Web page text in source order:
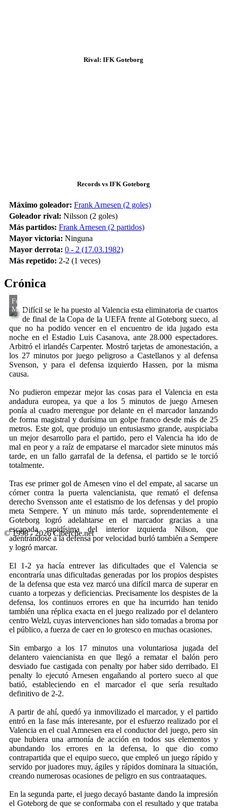
Rival: IFK Goteborg
Records vs IFK Goteborg
Máximo goleador: Frank Arnesen (2 goles)
Goleador rival: Nilsson (2 goles)
Más partidos: Frank Arnesen (2 partidos)
Mayor victoria: Ninguna
Mayor derrota: 0 - 2 (17.03.1982)
Más repetido: 2-2 (1 veces)
Crónica
Difícil se le ha puesto al Valencia esta eliminatoria de cuartos
de final de la Copa de la UEFA frente al Goteborg sueco, al
que no ha podido vencer en el encuentro de ida jugado esta
noche en el Estadio Luis Casanova, ante 28.000 espectadores.
Arbitró el irlandés Carpenter. Mostró tarjetas de amonestación, a
los 27 minutos por juego peligroso a Castellanos y al defensa
Svenson, y para el defensa izquierdo Hassen, por la misma
causa.
No pudieron empezar mejor las cosas para el Valencia en esta
andadura europea, ya que a los 5 minutos de juego Arnesen
ponía al cuadro merengue por delante en el marcador lanzando
de forma magistral y durísima un golpe franco desde más de 25
metros. Este gol, que produjo un entusiasmo grande, auspiciaba
un mejor desarrollo para el partido, pero el Valencia ha ido de
mal en peor y a raíz de empatarse el marcador siete minutos más
tarde, en un fallo garrafal de la defensa, el partido se le torció
totalmente.
Tras ese primer gol de Arnesen vino el del empate, al sacarse un
córner contra la puerta valencianista, que remató el defensa
derecho Svensson ante el estatismo de los defensas y del propio
meta Sempere. Y un minuto más tarde, soprendentemente el
Goteborg logró adelahtarse en el marcador gracias a una
escapada rapidísima del interior izquierda Nilson, que
adentrándosé a la defensa por velocidad burló también a Sempere
y logró marcar.
El 1-2 ya hacía entrever las dificultades que el Valencia se
encontraría unas dificultadas generadas por los propios despistes
de la defensa que esta vez marcó una difícil marca de superar en
cuanto a torpezas y deficiencias. Precisamente los despistes de la
defensa, los continuos errores en que ha incurrido han tenido
también una réplica exacta en el juego realizado por el delantero
centro Welzl, cuyas intervenciones han sido tomadas a broma por
el público, a fuerza de caer en lo grotesco en muchas ocasiones.
Sin embargo a los 17 minutos una voluntariosa jugada del
delantero vaiencianista en que llegó a rematar el balón pero
desviado fue castigada con penalty por haber sido derribado. El
penalty lo ejecutó Arnesen engañando al portero sueco al que
batió, estableciendo en el marcador el que sería resultado
definitivo de 2-2.
A partir de ahí, quedó ya inmovilizado el marcador, y el partido
entró en la fase más interesante, por el esfuerzo realizado por el
Valencia en el cual Amnesen era el conductor del juego, pero sin
que hubiera una armonía de acción en todos sus elementos y
abundando los errores en la defensa, lo que dio como
contrapartida que el equipo sueco, que empleó un juego rápido y
servido por juadores muy, ágiles y rápidos dominara la situación,
creando numerosas ocasiones de peligro en sus contraataques.
En la segunda parte, el juego decayó bastante dando la impresión
el Goteborg de que se conformaba con el resultado y que trataba
© 1998 - 2026 Ciberche.net